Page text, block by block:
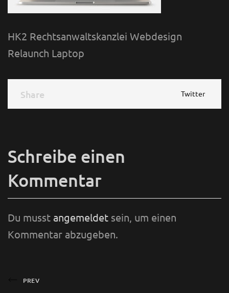
HK2 Rechtsanwaltskanzlei Webdesign
Relaunch Laptop
Share
Share Twitter
Schreibe einen
Kommentar
Du musst angemeldet sein, um einen
Kommentar abzugeben.
Beitragsnavigation
Previous
PREV